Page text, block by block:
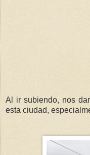
Al ir subiendo, nos
esta ciudad,